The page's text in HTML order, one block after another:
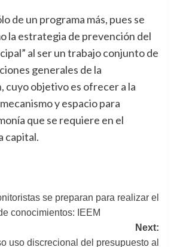
de un programa más, pues se
la estrategia de prevención del
al ser un trabajo conjunto de
generales de la
cuyo objetivo es ofrecer a la
y espacio para
que se requiere en el
capital.
se preparan para realizar el
conocimientos: IEEM
Next:
uso discrecional del presupuesto al